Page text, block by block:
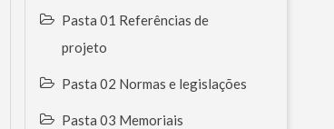
Pasta 01 Referências de
projeto
Pasta 02 Normas e legislações
Pasta 03 Memoriais